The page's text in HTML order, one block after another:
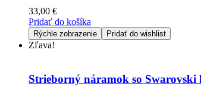
33,00 €
Pridať do košíka
Rýchle zobrazenie Pridať do wishlist
Zľava!
Strieborný náramok so